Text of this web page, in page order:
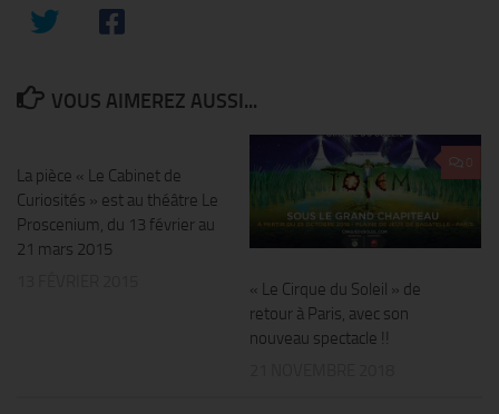
VOUS AIMEREZ AUSSI...
La pièce « Le Cabinet de
Curiosités » est au théâtre Le
Proscenium, du 13 février au
21 mars 2015
« Le Cirque du Soleil » de
retour à Paris, avec son
nouveau spectacle !!